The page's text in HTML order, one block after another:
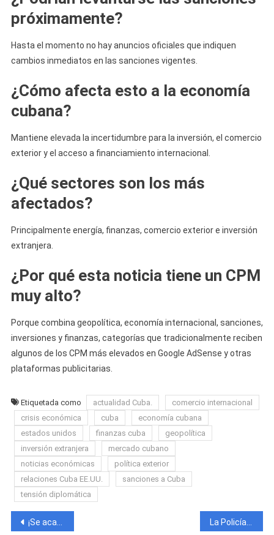
próximamente?
Hasta el momento no hay anuncios oficiales que indiquen
cambios inmediatos en las sanciones vigentes.
¿Cómo afecta esto a la economía
cubana?
Mantiene elevada la incertidumbre para la inversión, el comercio
exterior y el acceso a financiamiento internacional.
¿Qué sectores son los más
afectados?
Principalmente energía, finanzas, comercio exterior e inversión
extranjera.
¿Por qué esta noticia tiene un CPM
muy alto?
Porque combina geopolítica, economía internacional, sanciones,
inversiones y finanzas, categorías que tradicionalmente reciben
algunos de los CPM más elevados en Google AdSense y otras
plataformas publicitarias.
Etiquetada como actualidad Cuba.
comercio internacional
crisis económica
cuba
economía cubana
estados unidos
finanzas cuba
geopolítica
inversión extranjera
mercado cubano
noticias económicas
política exterior
relaciones Cuba EE.UU.
sanciones a Cuba
tensión diplomática
Navegación
¡Se acabó la bajada! Las divisas vuelven a subir hoy en el mercado informal cubano La Policía cita a Anna Bensi tras su enfrentamiento con Gerardo Hernández